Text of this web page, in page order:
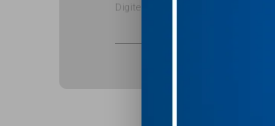
Digite o seu nome completo